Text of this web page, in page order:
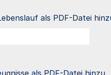
als PDF-Datei
als PDF-Datei hinzu.